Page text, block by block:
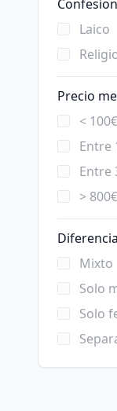
Laico
Precio
< 100€
Entre
Entre
> 800€
Mixto
Solo
Solo